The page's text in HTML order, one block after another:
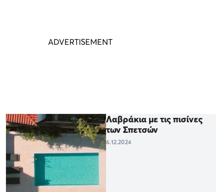
Λαβράκια με τις πισίνες
των Σπετσών
6.12.2024